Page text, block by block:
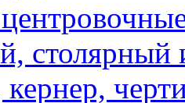
столярный